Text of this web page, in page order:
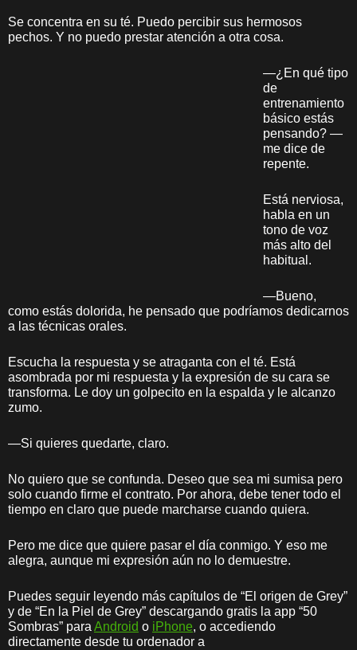
Se concentra en su té. Puedo percibir sus hermosos
pechos. Y no puedo prestar atención a otra cosa.
—¿En qué tipo
de
entrenamiento
básico estás
pensando? —
me dice de
repente.
Está nerviosa,
habla en un
tono de voz
más alto del
habitual.
—Bueno,
como estás dolorida, he pensado que podríamos dedicarnos
a las técnicas orales.
Escucha la respuesta y se atraganta con el té. Está
asombrada por mi respuesta y la expresión de su cara se
transforma. Le doy un golpecito en la espalda y le alcanzo
zumo.
—Si quieres quedarte, claro.
No quiero que se confunda. Deseo que sea mi sumisa pero
solo cuando firme el contrato. Por ahora, debe tener todo el
tiempo en claro que puede marcharse cuando quiera.
Pero me dice que quiere pasar el día conmigo. Y eso me
alegra, aunque mi expresión aún no lo demuestre.
Puedes seguir leyendo más capítulos de “El origen de Grey”
y de “En la Piel de Grey” descargando gratis la app “50
Sombras” para Android o iPhone, o accediendo
directamente desde tu ordenador a